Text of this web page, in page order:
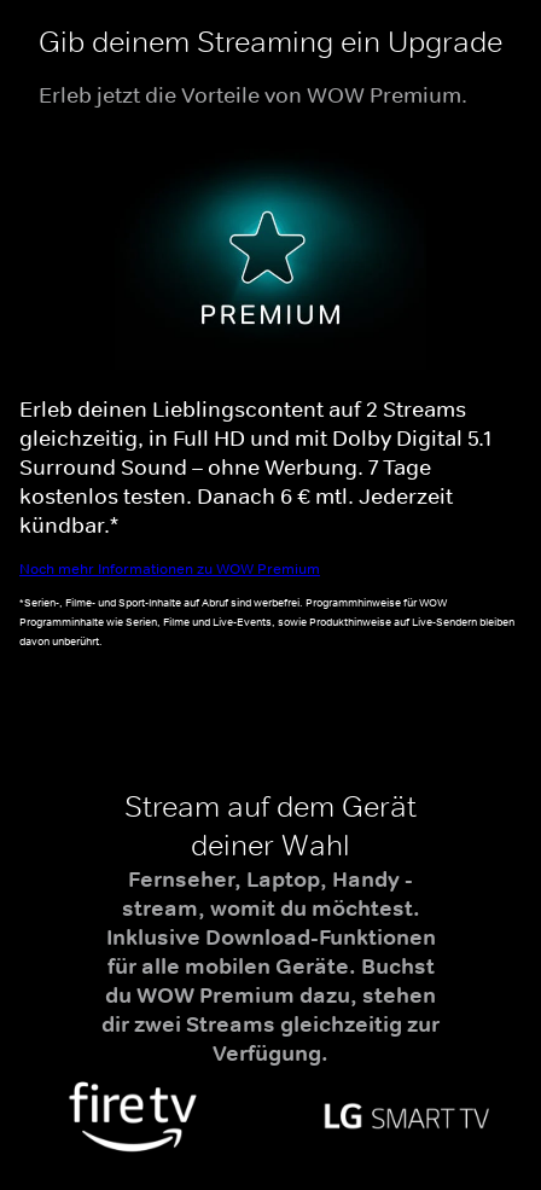
Gib deinem Streaming ein Upgrade
Erleb jetzt die Vorteile von WOW Premium.
Erleb deinen Lieblingscontent auf 2 Streams
gleichzeitig, in Full HD und mit Dolby Digital 5.1
Surround Sound – ohne Werbung. 7 Tage
kostenlos testen. Danach 6 € mtl. Jederzeit
kündbar.*
Noch mehr Informationen zu WOW Premium
*Serien-, Filme- und Sport-Inhalte auf Abruf sind werbefrei. Programmhinweise für WOW
Programminhalte wie Serien, Filme und Live-Events, sowie Produkthinweise auf Live-Sendern bleiben
davon unberührt.
Stream auf dem Gerät
deiner Wahl
Fernseher, Laptop, Handy -
stream, womit du möchtest.
Inklusive Download-Funktionen
für alle mobilen Geräte. Buchst
du WOW Premium dazu, stehen
dir zwei Streams gleichzeitig zur
Verfügung.